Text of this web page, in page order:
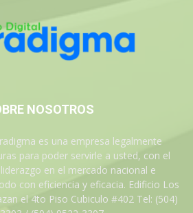
NOSOTROS
es una empresa legalmente
para poder servirle a usted, con el
en el mercado nacional e
con eficiencia y eficacia. Edificio Los
el 4to Piso Cubiculo #402 Tel: (504)